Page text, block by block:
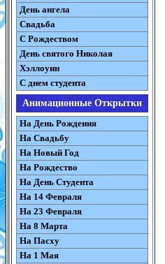
День ангела
Свадьба
С Рождеством
День святого Николая
Хэллоуин
С днем студента
Анимационные Открытки
На День Рождения
На Свадьбу
На Новый Год
На Рождество
На День Студента
На 14 Февраля
На 23 Февраля
На 8 Марта
На Пасху
На 1 Мая